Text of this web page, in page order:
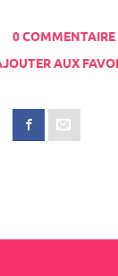
0 COMMENTAIRE
AUX